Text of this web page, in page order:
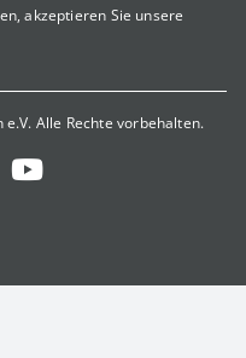
akzeptieren Sie unsere
Alle Rechte vorbehalten.